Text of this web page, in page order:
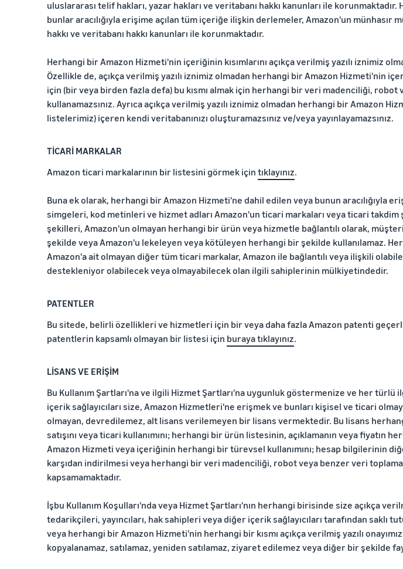
uluslararası telif hakları, yazar hakları ve veritabanı hakkı kanunları ile
bunlar aracılığıyla erişime açılan tüm içeriğe ilişkin derlemeler, Amazon'un
hakkı ve veritabanı hakkı kanunları ile korunmaktadır.
Herhangi bir Amazon Hizmeti'nin içeriğinin kısımlarını açıkça verilmiş yazılı iznimiz
Özellikle de, açıkça verilmiş yazılı iznimiz olmadan herhangi bir Amazon Hizmeti'nin
için (bir veya birden fazla defa) bu kısmı almak için herhangi bir veri madenciliği, robot
kullanamazsınız. Ayrıca açıkça verilmiş yazılı iznimiz olmadan herhangi bir Amazon
listelerimiz) içeren kendi veritabanınızı oluşturamazsınız ve/veya yayınlayamazsınız.
TİCARİ MARKALAR
Amazon ticari markalarının bir listesini görmek için tıklayınız.
Buna ek olarak, herhangi bir Amazon Hizmeti'ne dahil edilen veya bunun aracılığıyla
simgeleri, kod metinleri ve hizmet adları Amazon'un ticari markaları veya ticari
şekilleri, Amazon'un olmayan herhangi bir ürün veya hizmetle bağlantılı olarak,
şekilde veya Amazon'u lekeleyen veya kötüleyen herhangi bir şekilde kullanılamaz.
Amazon'a ait olmayan diğer tüm ticari markalar, Amazon ile bağlantılı veya ilişkili
destekleniyor olabilecek veya olmayabilecek olan ilgili sahiplerinin mülkiyetindedir.
PATENTLER
Bu sitede, belirli özellikleri ve hizmetleri için bir veya daha fazla Amazon patenti
patentlerin kapsamlı olmayan bir listesi için buraya tıklayınız.
LİSANS VE ERİŞİM
Bu Kullanım Şartları'na ve ilgili Hizmet Şartları'na uygunluk göstermenize ve her
içerik sağlayıcıları size, Amazon Hizmetleri'ne erişmek ve bunları kişisel ve ticari
olmayan, devredilemez, alt lisans verilemeyen bir lisans vermektedir. Bu lisans
satışını veya ticari kullanımını; herhangi bir ürün listesinin, açıklamanın veya fiyatın
Amazon Hizmeti veya içeriğinin herhangi bir türevsel kullanımını; hesap bilgilerinin
karşıdan indirilmesi veya herhangi bir veri madenciliği, robot veya benzer veri toplama
kapsamamaktadır.
İşbu Kullanım Koşulları'nda veya Hizmet Şartları'nın herhangi birisinde size açıkça
tedarikçileri, yayıncıları, hak sahipleri veya diğer içerik sağlayıcıları tarafından saklı
veya herhangi bir Amazon Hizmeti'nin herhangi bir kısmı açıkça verilmiş yazılı
kopyalanamaz, satılamaz, yeniden satılamaz, ziyaret edilemez veya diğer bir şekilde